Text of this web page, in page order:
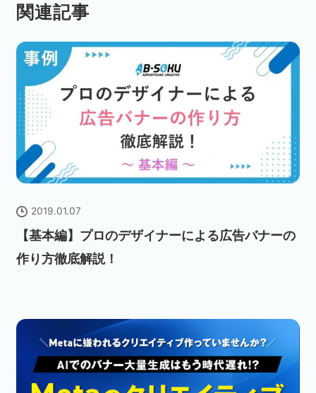
関連記事
2019.01.07
【基本編】プロのデザイナーによる広告バナーの
作り方徹底解説！